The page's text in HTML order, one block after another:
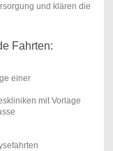
und klären die
Fahrten:
einer
mit Vorlage